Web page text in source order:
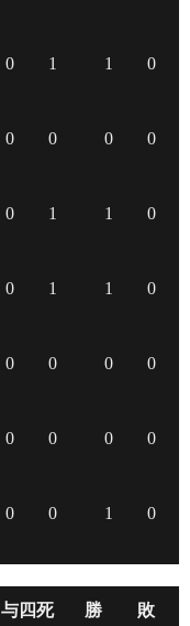
0 1 1 0
0 0 0 0
0 1 1 0
0 1 1 0
0 0 0 0
0 0 0 0
0 0 1 0
与四死
勝
敗